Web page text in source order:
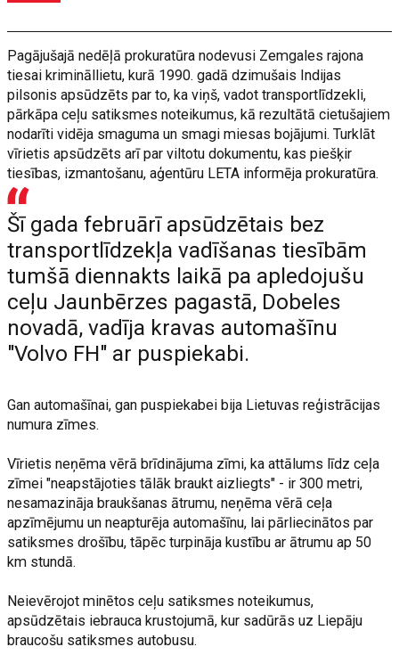
Pagājušajā nedēļā prokuratūra nodevusi Zemgales rajona
tiesai krimināllietu, kurā 1990. gadā dzimušais Indijas
pilsonis apsūdzēts par to, ka viņš, vadot transportlīdzekli,
pārkāpa ceļu satiksmes noteikumus, kā rezultātā cietušajiem
nodarīti vidēja smaguma un smagi miesas bojājumi. Turklāt
vīrietis apsūdzēts arī par viltotu dokumentu, kas piešķir
tiesības, izmantošanu, aģentūru LETA informēja prokuratūra.
Šī gada februārī apsūdzētais bez
transportlīdzekļa vadīšanas tiesībām
tumšā diennakts laikā pa apledojušu
ceļu Jaunbērzes pagastā, Dobeles
novadā, vadīja kravas automašīnu
"Volvo FH" ar puspiekabi.
Gan automašīnai, gan puspiekabei bija Lietuvas reģistrācijas
numura zīmes.
Vīrietis neņēma vērā brīdinājuma zīmi, ka attālums līdz ceļa
zīmei "neapstājoties tālāk braukt aizliegts" - ir 300 metri,
nesamazināja braukšanas ātrumu, neņēma vērā ceļa
apzīmējumu un neapturēja automašīnu, lai pārliecinātos par
satiksmes drošību, tāpēc turpināja kustību ar ātrumu ap 50
km stundā.
Neievērojot minētos ceļu satiksmes noteikumus,
apsūdzētais iebrauca krustojumā, kur sadūrās uz Liepāju
braucošu satiksmes autobusu.